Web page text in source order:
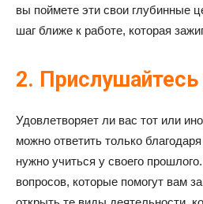
вы поймете эти свои глубинные
шаг ближе к работе, которая
2.
Удовлетворяет ли вас тот или
можно ответить только
нужно учиться у своего
вопросов, которые помогут вам